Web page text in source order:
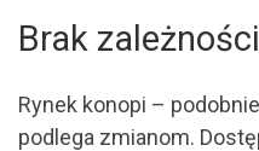
Brak
Rynek konopi –
podlega zmianom.